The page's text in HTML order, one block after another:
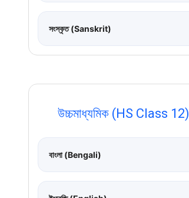
সংস্কৃত (Sanskrit)
উচ্চমাধ্যমিক (HS Class 12)
বাংলা (Bengali)